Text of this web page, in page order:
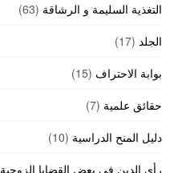
التغذية السليمة و الرشاقة (63)
الجلد (17)
بوابة الاحتراف (15)
حقائق علمية (7)
دليل المنح الدراسية (10)
رأي الدين في بعض القضايا الزوجية